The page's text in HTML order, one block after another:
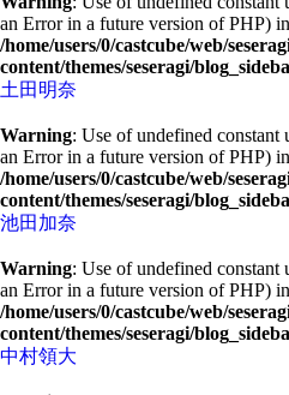
an Error in a future version of PHP) in
/home/users/0/castcube/web/
content/themes/seseragi/
土田明奈
Warning: Use of undefined
an Error in a future version of PHP) in
/home/users/0/castcube/web/
content/themes/seseragi/
池田加奈
Warning: Use of undefined
an Error in a future version of PHP) in
/home/users/0/castcube/web/
content/themes/seseragi/
中村領大